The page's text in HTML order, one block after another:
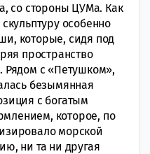
со стороны ЦУМа. Как
особенно
которые, сидя под
пространство
Рядом с «Петушком»,
безымянная
с богатым
которое, по
морской
ни та ни другая